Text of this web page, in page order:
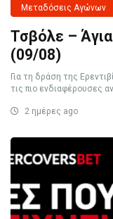
Μεταδόσεις Αγώνων
Τσβόλε –
(09/08)
Για τη δράση της
τις πιο ενδιαφέρουσες
2 ημέρες ago